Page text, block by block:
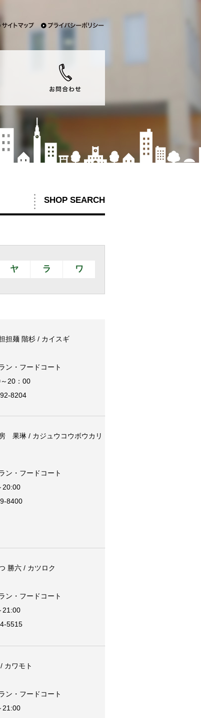
SHOP SEARCH
ヤ ラ ワ
担麺 階杉 / カイスギ
ン・フードコート
20：00
8204
果琳 / カジュウコウボウカリ
ン・フードコート
20:00
8400
勝六 / カツロク
ン・フードコート
21:00
5515
カワモト
ン・フードコート
21:00